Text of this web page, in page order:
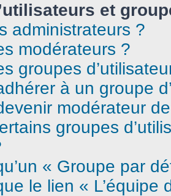
et
administrateurs ?
modérateurs ?
groupes
à un groupe
modérateur
groupes
« Groupe par
le lien « L’équipe